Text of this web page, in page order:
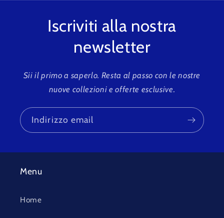
Iscriviti alla nostra
newsletter
Sii il primo a saperlo. Resta al passo con le nostre
nuove collezioni e offerte esclusive.
Indirizzo email
Menu
Home